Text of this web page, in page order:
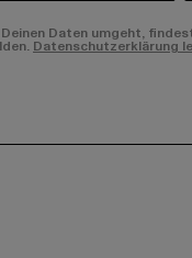
Daten umgeht,
Datenschutzerklärung
page:channel: